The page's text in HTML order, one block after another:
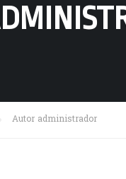
Autor administrador